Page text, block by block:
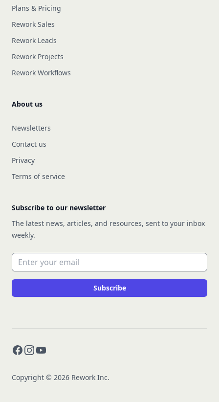
Plans & Pricing
Rework Sales
Rework Leads
Rework Projects
Rework Workflows
About us
Newsletters
Contact us
Privacy
Terms of service
Subscribe to our newsletter
The latest news, articles, and resources, sent to your inbox
weekly.
Email address
Subscribe
Facebook
Instagram
YouTube
Copyright © 2026 Rework Inc.